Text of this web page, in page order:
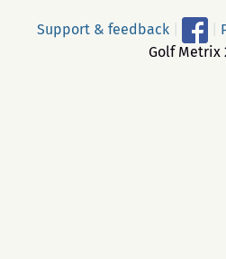
Support & feedback
Golf Metrix